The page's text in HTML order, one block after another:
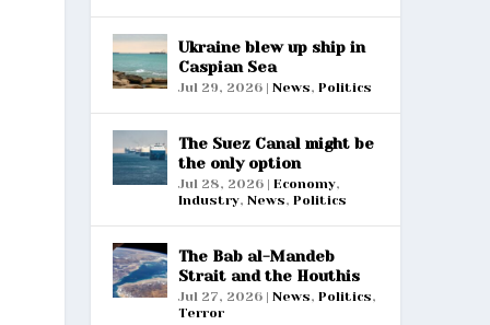
Ukraine blew up ship in
Caspian Sea
Jul 29, 2026| News, Politics
The Suez Canal might be
the only option
Jul 28, 2026| Economy,
Industry, News, Politics
The Bab al-Mandeb
Strait and the Houthis
Jul 27, 2026| News, Politics,
Terror